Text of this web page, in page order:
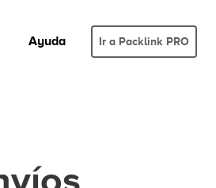
Ayuda Ir a Packlink PRO